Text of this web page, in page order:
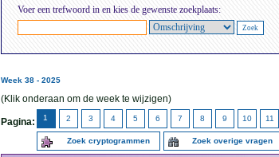
Voer een trefwoord in en kies de gewenste zoekplaats:
Week 38 - 2025
(Klik onderaan om de week te wijzigen)
Pagina: 1 2 3 4 5 6 7 8 9 10 11
Zoek cryptogrammen Zoek overige vragen